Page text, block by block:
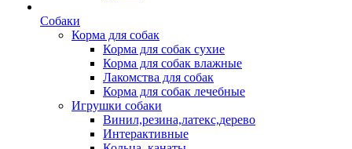
Собаки
Корма для собак
Корма для собак сухие
Корма для собак влажные
Лакомства для собак
Корма для собак лечебные
Игрушки собаки
Винил,резина,латекс,дерево
Интерактивные